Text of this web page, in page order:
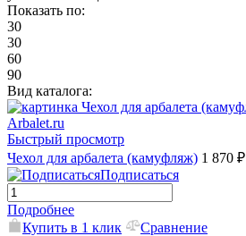
Показать по:
30
30
60
90
Вид каталога:
Быстрый просмотр
Чехол для арбалета (камуфляж) 1 870 ₽
Подписаться
Подробнее
Купить в 1 клик
Сравнение